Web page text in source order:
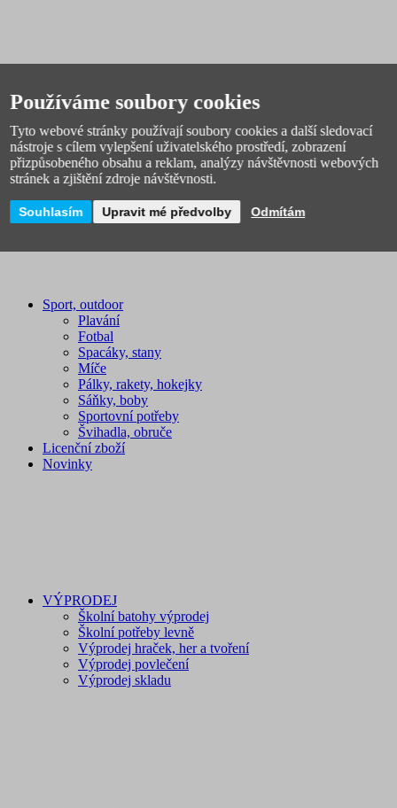
Didaktické pomůcky
Zábavné učení
Samolepkové knížky
Omalovánky, vystřihovánky
Sport, outdoor
Plavání
Fotbal
Spacáky, stany
Míče
Pálky, rakety, hokejky
Sáňky, boby
Sportovní potřeby
Švihadla, obruče
Licenční zboží
Novinky
VÝPRODEJ
Školní batohy výprodej
Školní potřeby levně
Výprodej hraček, her a tvoření
Výprodej povlečení
Výprodej skladu
Používáme soubory cookies
Tyto webové stránky používají soubory cookies a další sledovací
nástroje s cílem vylepšení uživatelského prostředí, zobrazení
přizpůsobeného obsahu a reklam, analýzy návštěvnosti webových
stránek a zjištění zdroje návštěvnosti.
Souhlasím Upravit mé předvolby Odmítám